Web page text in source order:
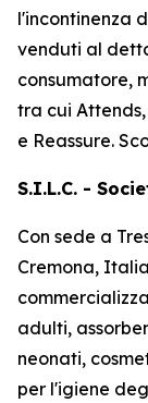
l'incontinenza
venduti al
consumatore,
tra cui
e Reassure.
S.I.L.C. -
Con sede a
Cremona,
adulti,
neonati,
per l'igiene